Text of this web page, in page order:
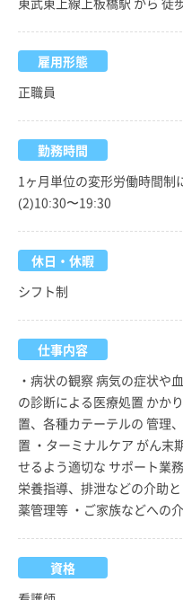
雇用形態
正職員
勤務時間
1ヶ月単位の変形労働時間制
(2)10:30〜19:30
休日・休暇
シフト制
仕事内容
・病状の観察 病気の症状や
の診断による医療処置 かか
置、各種カテーテルの 管理
置 ・ターミナルケア がん末
せるよう適切な サポート業
栄養指導、排泄などの介助
薬管理等 ・ご家族などへの
資格